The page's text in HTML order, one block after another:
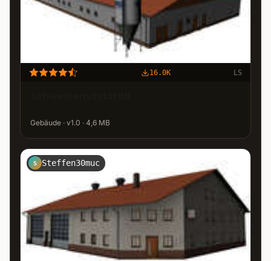
16.0K LS
Gebäude · v1.0 · 4,6 MB
S Steffen30muc